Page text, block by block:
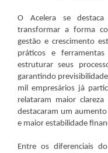
O Acelera
se
transformar a forma
gestão e crescimento
práticos e
estruturar seus
garantindo
mil empresários já
relataram maior
destacaram um
e maior estabilidade
Entre os diferenciais